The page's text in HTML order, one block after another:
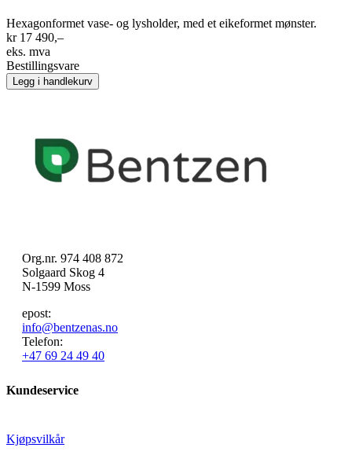
Hexagonformet vase- og lysholder, med et eikeformet mønster.
kr 17 490,–
eks. mva
Bestillingsvare
Legg i handlekurv
Org.nr. 974 408 872
Solgaard Skog 4
N-1599 Moss
epost:
info@bentzenas.no
Telefon:
+47 69 24 49 40
Kundeservice
Kjøpsvilkår